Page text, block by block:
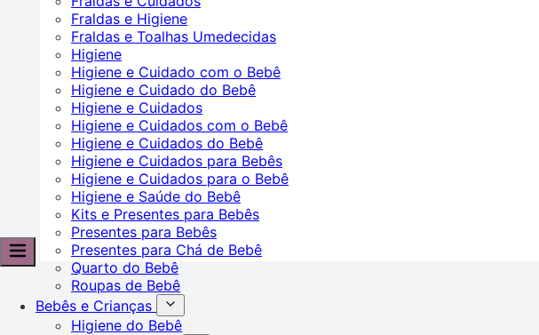
Fraldas e Higiene
Fraldas e Toalhas Umedecidas
Higiene
Higiene e Cuidado com o Bebê
Higiene e Cuidado do Bebê
Higiene e Cuidados
Higiene e Cuidados com o Bebê
Higiene e Cuidados do Bebê
Higiene e Cuidados para Bebês
Higiene e Cuidados para o Bebê
Higiene e Saúde do Bebê
Kits e Presentes para Bebês
Presentes para Bebês
Presentes para Chá de Bebê
Quarto do Bebê
Roupas de Bebê
Bebês e Crianças
Higiene do Bebê